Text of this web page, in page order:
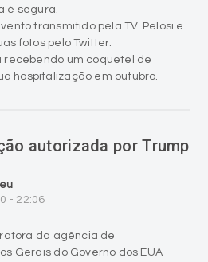
é segura.
transmitido pela TV. Pelosi e
fotos pelo Twitter.
recebendo um coquetel de
hospitalização em outubro.
autorizada por Trump
- 22:06
da agência de
Gerais do Governo dos EUA